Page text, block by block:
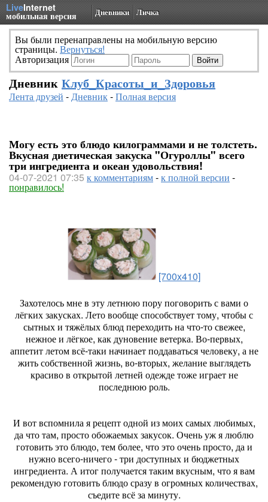
LiveInternet
мобильная версия Дневники Личка
Вы были перенаправлены на мобильную версию
страницы. Вернуться!
Авторизация
Дневник Клуб_Красоты_и_Здоровья
Лента друзей -Дневник-Полная версия
Могу есть это блюдо килограммами и не толстеть.
Вкусная диетическая закуска "Огуроллы" всего
три ингредиента и океан удовольствия!
04-07-2021 07:35 к комментариям-к полной версии -
понравилось!
[700x410]
Захотелось мне в эту летнюю пору поговорить с вами о
лёгких закусках. Лето вообще способствует тому, чтобы с
сытных и тяжёлых блюд переходить на что-то свежее,
нежное и лёгкое, как дуновение ветерка. Во-первых,
аппетит летом всё-таки начинает поддаваться человеку, а не
жить собственной жизнь, во-вторых, желание выглядеть
красиво в открытой летней одежде тоже играет не
последнюю роль.
И вот вспомнила я рецепт одной из моих самых любимых,
да что там, просто обожаемых закусок. Очень уж я люблю
готовить это блюдо, тем более, что это очень просто, да и
нужно всего-ничего - три доступных и бюджетных
ингредиента. А итог получается таким вкусным, что я вам
рекомендую готовить блюдо сразу в огромных количествах,
съедите всё за минуту.